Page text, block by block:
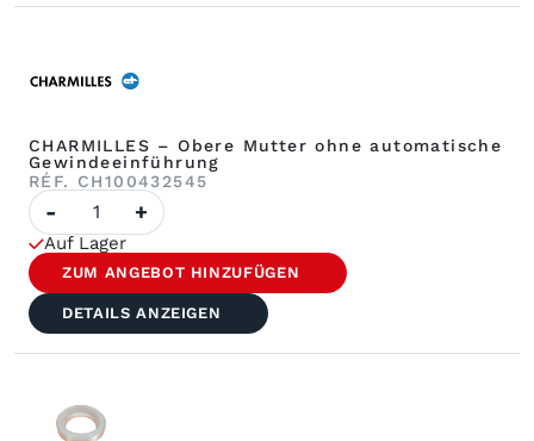
CHARMILLES – Obere Mutter ohne automatische
Gewindeeinführung
RÉF. CH100432545
Anzahl
CHARMILLES
–
Obere
Mutter
ohne
automatische
Gewindeeinstellung
- +
Auf Lager
ZUM ANGEBOT HINZUFÜGEN
DETAILS ANZEIGEN